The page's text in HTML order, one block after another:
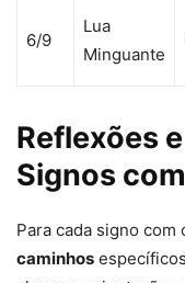
6/9
Lua
Minguante
Reflexões
Signos
Para cada signo com
caminhos